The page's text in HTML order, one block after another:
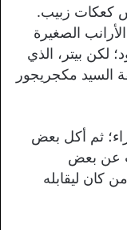
كعكات زبيب.
الصغيرة
لكن بيتر، الذي
السيد مكجريجور
ثم أكل بعض
عن بعض
كان ليقابله